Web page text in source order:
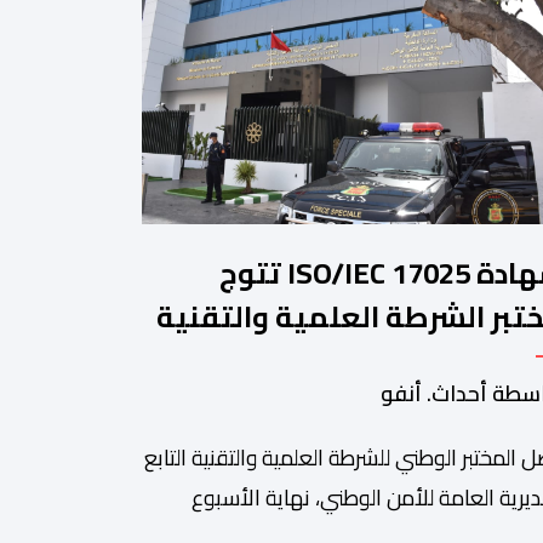
شهادة ISO/IEC 17025 تتوج
الشرطة العلمية والتقنية
الوطني في مختلف الخبرات
أحداث. أنفو
المختبر الوطني للشرطة العلمية والتقنية التابع
العامة للأمن الوطني، نهاية الأسبوع